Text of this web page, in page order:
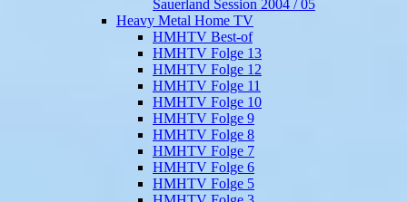
Sauerland Session 2004 / 05
Heavy Metal Home TV
HMHTV Best-of
HMHTV Folge 13
HMHTV Folge 12
HMHTV Folge 11
HMHTV Folge 10
HMHTV Folge 9
HMHTV Folge 8
HMHTV Folge 7
HMHTV Folge 6
HMHTV Folge 5